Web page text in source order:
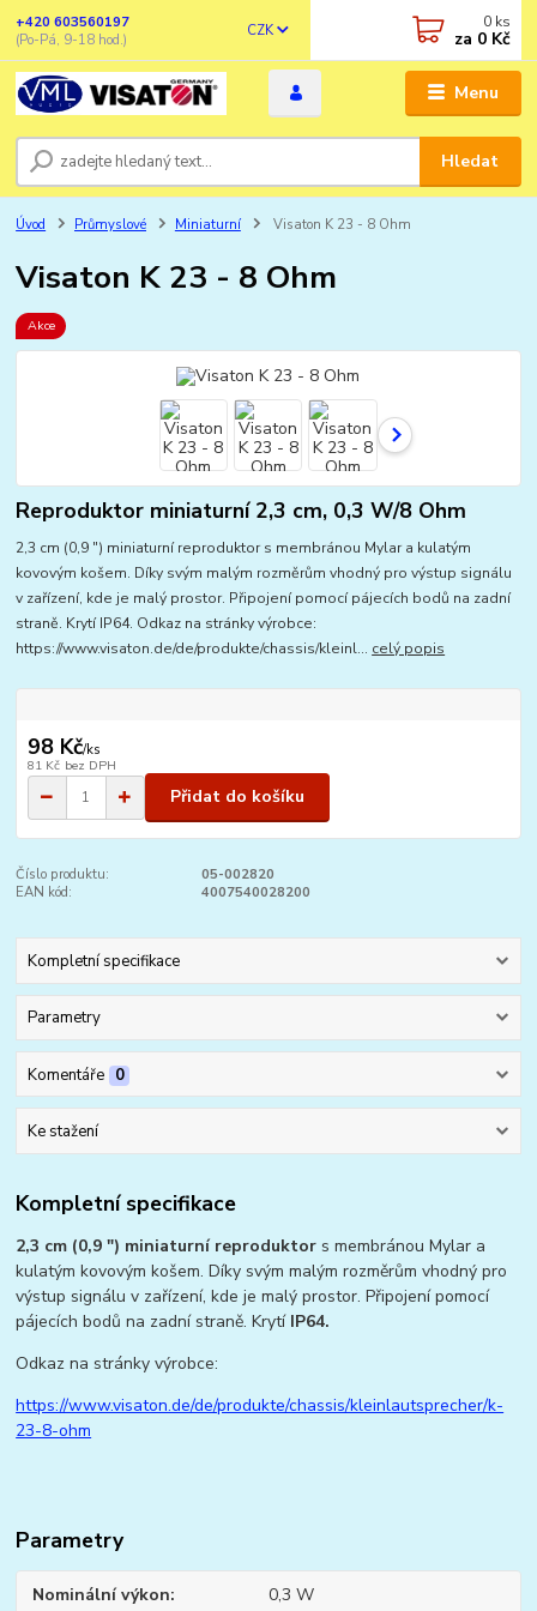
Menu
CZK
Hledat
+420 603560197
(Po-Pá, 9-18 hod.)
0 ks
za 0 Kč
Úvod Průmyslové Miniaturní Visaton K 23 - 8 Ohm
Visaton K 23 - 8 Ohm
Akce
Reproduktor miniaturní 2,3 cm, 0,3 W/8 Ohm
2,3 cm (0,9 ") miniaturní reproduktor s membránou Mylar a kulatým
kovovým košem. Díky svým malým rozměrům vhodný pro výstup signálu
v zařízení, kde je malý prostor. Připojení pomocí pájecích bodů na zadní
straně. Krytí IP64. Odkaz na stránky výrobce:
https://www.visaton.de/de/produkte/chassis/kleinl... celý popis
98 Kč/ks
81 Kč bez DPH
Přidat do košíku
Číslo produktu:
05-002820
EAN kód:
4007540028200
Kompletní specifikace
Parametry
Komentáře 0
Ke stažení
Kompletní specifikace
2,3 cm (0,9 ") miniaturní reproduktor s membránou Mylar a
kulatým kovovým košem. Díky svým malým rozměrům vhodný pro
výstup signálu v zařízení, kde je malý prostor. Připojení pomocí
pájecích bodů na zadní straně. Krytí IP64.
Odkaz na stránky výrobce:
https://www.visaton.de/de/produkte/chassis/kleinlautsprecher/k-
23-8-ohm
Parametry
Nominální výkon 0,3 W